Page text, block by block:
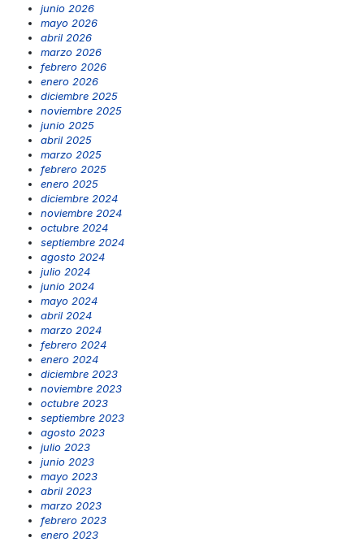
junio 2026
mayo 2026
abril 2026
marzo 2026
febrero 2026
enero 2026
diciembre 2025
noviembre 2025
junio 2025
abril 2025
marzo 2025
febrero 2025
enero 2025
diciembre 2024
noviembre 2024
octubre 2024
septiembre 2024
agosto 2024
julio 2024
junio 2024
mayo 2024
abril 2024
marzo 2024
febrero 2024
enero 2024
diciembre 2023
noviembre 2023
octubre 2023
septiembre 2023
agosto 2023
julio 2023
junio 2023
mayo 2023
abril 2023
marzo 2023
febrero 2023
enero 2023